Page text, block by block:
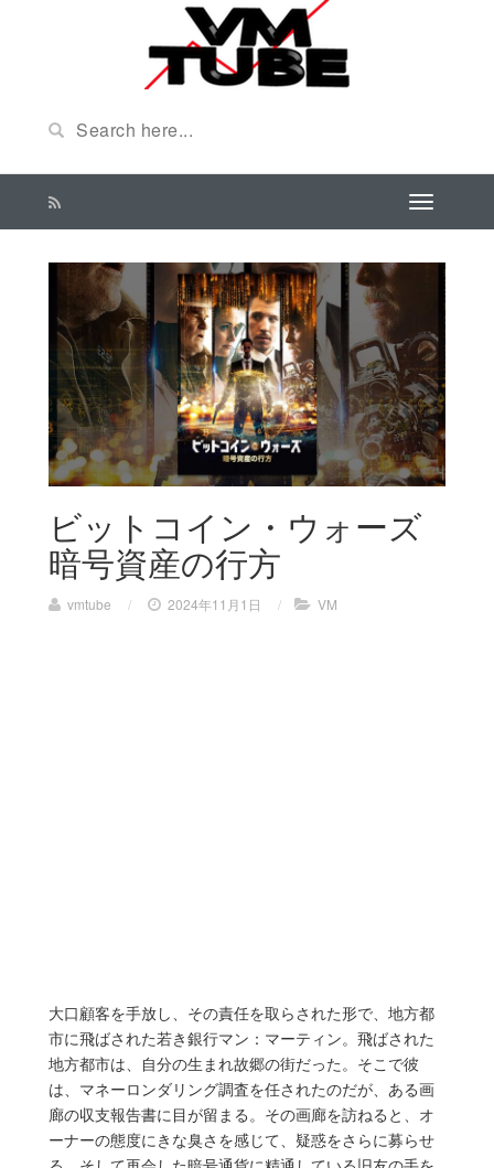
ビットコイン・ウォーズ
暗号資産の行方
vmtube / 2024年11月1日 / VM
大口顧客を手放し、その責任を取らされた形で、地方都
市に飛ばされた若き銀行マン：マーティン。飛ばされた
地方都市は、自分の生まれ故郷の街だった。そこで彼
は、マネーロンダリング調査を任されたのだが、ある画
廊の収支報告書に目が留まる。その画廊を訪ねると、オ
ーナーの態度にきな臭さを感じて、疑惑をさらに募らせ